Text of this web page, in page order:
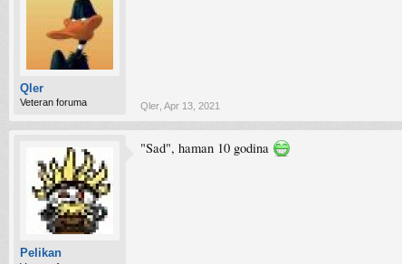
Qler
Veteran foruma Qler Apr 13, 2021
Pelikan
"Sad", haman 10 godina